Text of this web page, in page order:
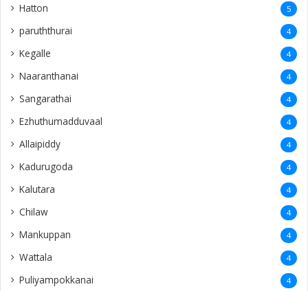
Hatton 5
paruththurai 4
Kegalle 4
Naaranthanai 4
Sangarathai 4
Ezhuthumadduvaal 4
Allaipiddy 4
Kadurugoda 4
Kalutara 4
Chilaw 4
Mankuppan 4
Wattala 4
Puliyampokkanai 4